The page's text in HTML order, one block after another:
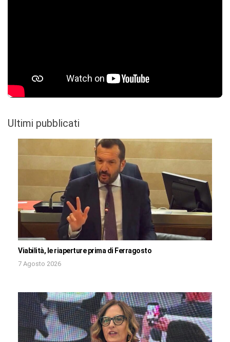
Ultimi pubblicati
Viabilità, le riaperture prima di Ferragosto
7 Agosto 2026